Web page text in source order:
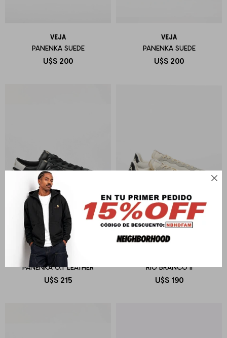

VEJA
PANENKA SUEDE
U$S 200
VEJA
PANENKA SUEDE
U$S 200
VEJA
PANENKA O.T LEATHER
U$S 215
RIO BRANCO II
U$S 190